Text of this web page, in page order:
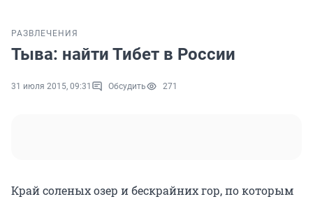
РАЗВЛЕЧЕНИЯ
Тыва: найти Тибет в России
31 июля 2015, 09:31 Обсудить 271
Край соленых озер и бескрайних гор, по которым